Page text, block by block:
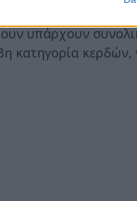
υπάρχουν
κατηγορία